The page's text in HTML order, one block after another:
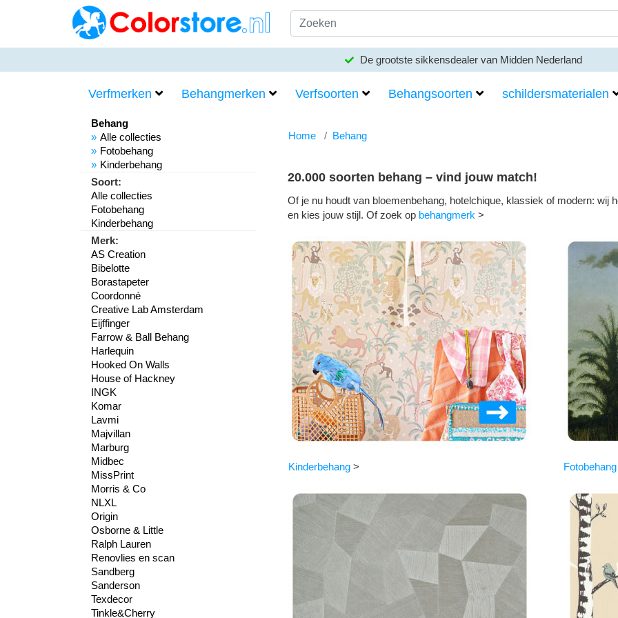
Meer dan 100 merken verf en behang
Verfmerken Behangmerken Verfsoorten Behangsoorten schildersmaterialen
Behang
Alle collecties
Fotobehang
Kinderbehang
Soort:
Alle collecties
Fotobehang
Kinderbehang
Merk:
AS Creation
Bibelotte
Borastapeter
Coordonné
Creative Lab Amsterdam
Eijffinger
Farrow & Ball Behang
Harlequin
Hooked On Walls
House of Hackney
INGK
Komar
Lavmi
Majvillan
Marburg
Midbec
MissPrint
Morris & Co
NLXL
Origin
Osborne & Little
Ralph Lauren
Renovlies en scan
Sandberg
Sanderson
Texdecor
Tinkle&Cherry
Home Behang
20.000 soorten behang – vind jouw match!
Of je nu houdt van bloemenbehang, hotelchique, klassiek of modern: wij
en kies jouw stijl. Of zoek op behangmerk >
Kinderbehang > Fotobehang